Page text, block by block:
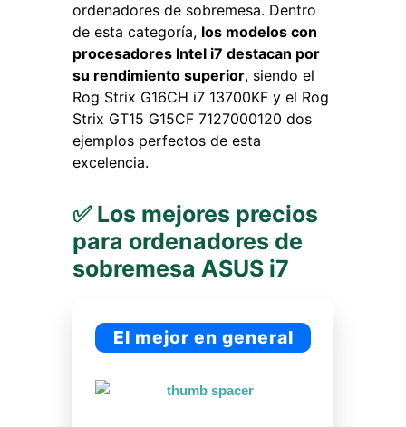
ordenadores de sobremesa. Dentro
de esta categoría, los modelos con
procesadores Intel i7 destacan por
su rendimiento superior, siendo el
Rog Strix G16CH i7 13700KF y el Rog
Strix GT15 G15CF 7127000120 dos
ejemplos perfectos de esta
excelencia.
✅ Los mejores precios
para ordenadores de
sobremesa ASUS i7
El mejor en general